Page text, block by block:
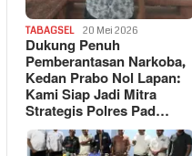
TABAGSEL 20 Mei 2026
Dukung Penuh
Pemberantasan Narkoba,
Kedan Prabo Nol Lapan:
Kami Siap Jadi Mitra
Strategis Polres Pad…